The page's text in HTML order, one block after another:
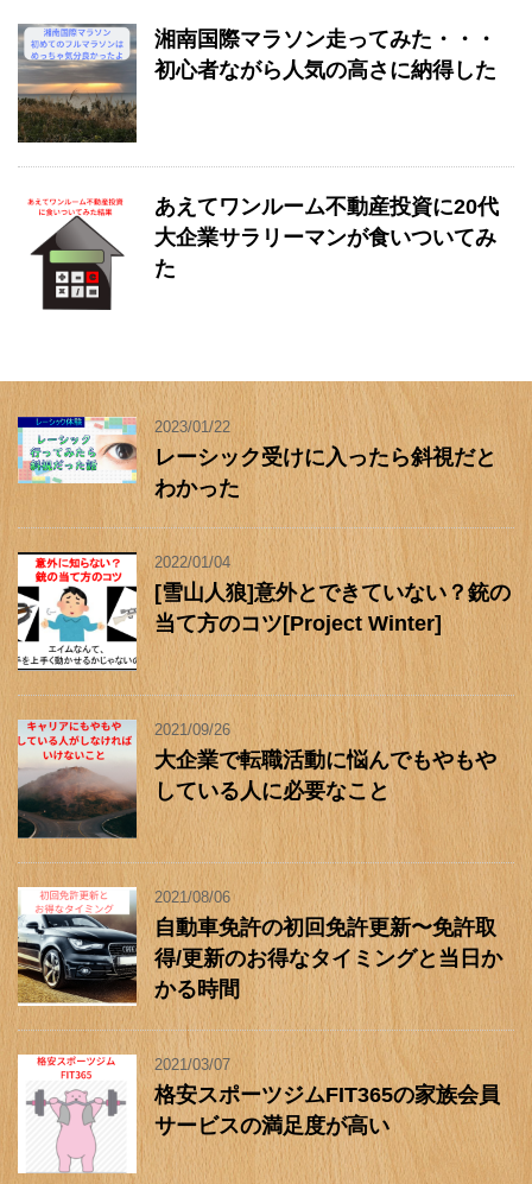
湘南国際マラソン走ってみた・・・
初心者ながら人気の高さに納得した
あえてワンルーム不動産投資に20代
大企業サラリーマンが食いついてみ
た
2023/01/22
レーシック受けに入ったら斜視だと
わかった
2022/01/04
[雪山人狼]意外とできていない？銃の
当て方のコツ[Project Winter]
2021/09/26
大企業で転職活動に悩んでもやもや
している人に必要なこと
2021/08/06
自動車免許の初回免許更新〜免許取
得/更新のお得なタイミングと当日か
かる時間
2021/03/07
格安スポーツジムFIT365の家族会員
サービスの満足度が高い